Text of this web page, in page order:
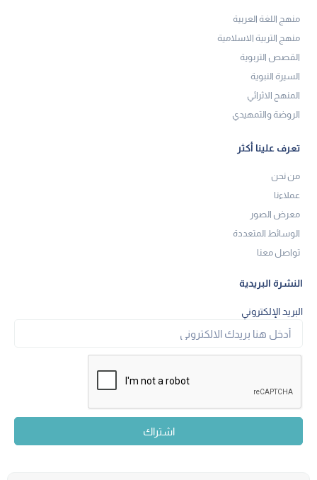
منهج اللغة العربية
منهج التربية الاسلامية
القصص التربوية
السيرة النبوية
المنهج الاثرائي
الروضة والتمهيدي
تعرف علينا أكثر
من نحن
عملاءنا
معرض الصور
الوسائط المتعددة
تواصل معنا
النشرة البريدية
البريد الإلكتروني
اشتراك